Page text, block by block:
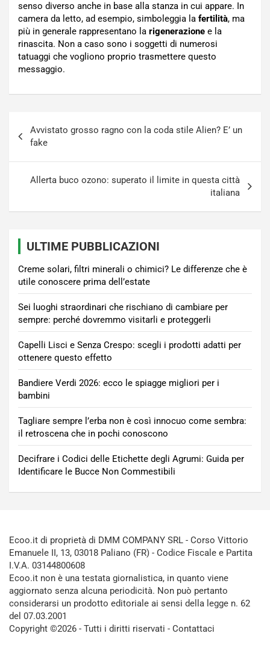
senso diverso anche in base alla stanza in cui appare. In
camera da letto, ad esempio, simboleggia la fertilità, ma
più in generale rappresentano la rigenerazione e la
rinascita. Non a caso sono i soggetti di numerosi
tatuaggi che vogliono proprio trasmettere questo
messaggio.
articoli
Avvistato grosso ragno con la coda stile Alien? E’ un
fake
Allerta buco ozono: superato il limite in questa città
italiana
ULTIME PUBBLICAZIONI
Creme solari, filtri minerali o chimici? Le differenze che è
utile conoscere prima dell’estate
Sei luoghi straordinari che rischiano di cambiare per
sempre: perché dovremmo visitarli e proteggerli
Capelli Lisci e Senza Crespo: scegli i prodotti adatti per
ottenere questo effetto
Bandiere Verdi 2026: ecco le spiagge migliori per i
bambini
Tagliare sempre l’erba non è così innocuo come sembra:
il retroscena che in pochi conoscono
Decifrare i Codici delle Etichette degli Agrumi: Guida per
Identificare le Bucce Non Commestibili
Ecoo.it di proprietà di DMM COMPANY SRL - Corso Vittorio
Emanuele II, 13, 03018 Paliano (FR) - Codice Fiscale e Partita
I.V.A. 03144800608
Ecoo.it non è una testata giornalistica, in quanto viene
aggiornato senza alcuna periodicità. Non può pertanto
considerarsi un prodotto editoriale ai sensi della legge n. 62
del 07.03.2001
Copyright ©2026 - Tutti i diritti riservati - Contattaci